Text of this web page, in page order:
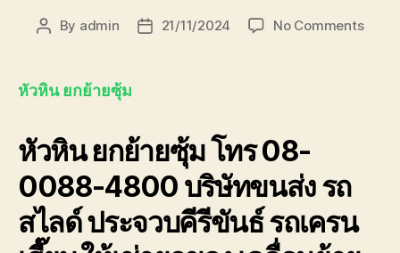
Post
By admin
Post21/11/2024 No Commentson
หัวหิน ยกย้ายซุ้ม
หัวหิน ยกย้ายซุ้ม โทร 08-
0088-4800 บริษัทขนส่ง รถ
สไลด์ ประจวบคีรีขันธ์ รถเครน